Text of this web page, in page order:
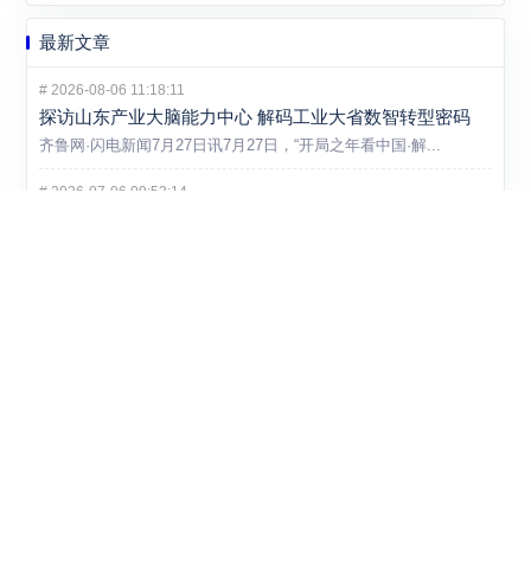
最新文章
#2026-08-06 11:18:11
探访山东产业大脑能力中心 解码工业大省数智转型密码
齐鲁网·闪电新闻7月27日讯7月27日，“开局之年看中国·解...
# 2026-07-06 09:53:14